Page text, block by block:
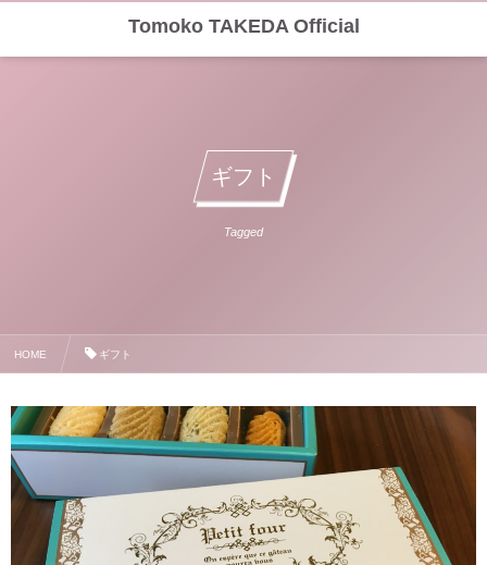
Tomoko TAKEDA Official
ギフト
Tagged
HOME ギフト